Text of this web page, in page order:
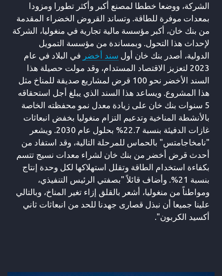
الشركة، ووضعا خططا لمصنع أكبر وأكثر تطورا ومزودا
بمعدات موفرة للطاقة. وتساند القروض الخضراء المقدمة
من بنك خان، أكبر مؤسسة مالية تجارية في منغوليا، الشركة
لإحداث هذا التحول. وبمساندة من مؤسسة التمويل
الدولية، أصدر بنك خان أول سند أخضر في البلاد في عام
2023 لتعزيز الاقتصاد المستدام، وقد مولت حصيلة هذا
السند الأخضر نحو 100 قرض لمشاريع صديقة للمناخ مثل
هذا المشروع. ويساعد هذا السند الذي يبلغ أجل استحقاقه
5 سنوات بنك خان على زيادة معدل نمو محفظته الخاصة
بالأنشطة المناخية وتدعيم التزام منغوليا بخفض انبعاثات
غازات الدفيئة بنسبة 22.7% بحلول عام 2030. ويشعر
"نامخاجامتس" بالحماس للمرحلة التالية، وقد استفاد من
أحدث قرض أخضر من بنك خان لشراء معدات نسيج تتسم
بكفاءة استخدام الطاقة وتقلل استهلاكها لكل وحدة إنتاج
بنسبة 21%. وأضاف قائلاً "بصفتي الرئيس التنفيذي،
ومواطناً من منغوليا، أشعر بالقلق إزاء تغير المناخ، وبالتالي
علينا جميعا أن نبذل قصارى جهدنا للحد من انبعاثات ثاني
أكسيد الكربون".